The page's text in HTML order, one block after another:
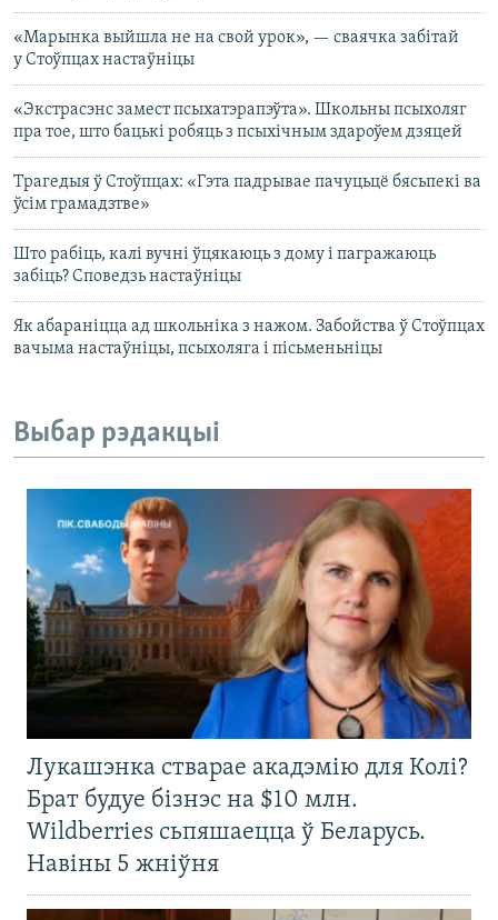
«Марынка выйшла не на свой урок», — сваячка забітай
у Стоўпцах настаўніцы
«Экстрасэнс замест псыхатэрапэўта». Школьны псыхоляг
пра тое, што бацькі робяць з псыхічным здароўем дзяцей
Трагедыя ў Стоўпцах: «Гэта падрывае пачуцьцё бясьпекі ва
ўсім грамадзтве»
Што рабіць, калі вучні ўцякаюць з дому і пагражаюць
забіць? Споведзь настаўніцы
Як абараніцца ад школьніка з нажом. Забойства ў Стоўпцах
вачыма настаўніцы, псыхоляга і пісьменьніцы
Выбар рэдакцыі
Лукашэнка стварае акадэмію для Колі?
Брат будуе бізнэс на $10 млн.
Wildberries сьпяшаецца ў Беларусь.
Навіны 5 жніўня